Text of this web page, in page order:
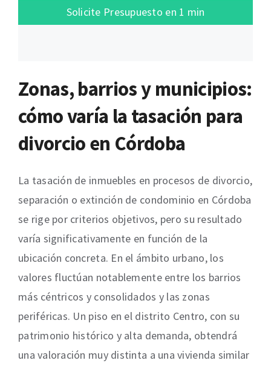
Solicite Presupuesto en 1 min
Zonas, barrios y municipios:
cómo varía la tasación para
divorcio en Córdoba
La tasación de inmuebles en procesos de divorcio,
separación o extinción de condominio en Córdoba
se rige por criterios objetivos, pero su resultado
varía significativamente en función de la
ubicación concreta. En el ámbito urbano, los
valores fluctúan notablemente entre los barrios
más céntricos y consolidados y las zonas
periféricas. Un piso en el distrito Centro, con su
patrimonio histórico y alta demanda, obtendrá
una valoración muy distinta a una vivienda similar